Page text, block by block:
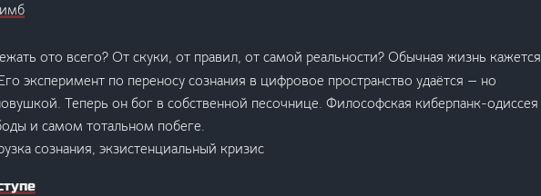
ото всего? От скуки, от правил, от самой реальности? Обычная жизнь кажется
эксперимент по переносу сознания в цифровое пространство удаётся — но
Теперь он бог в собственной песочнице. Философская киберпанк-одиссея
и самом тотальном побеге.
сознания, экзистенциальный кризис